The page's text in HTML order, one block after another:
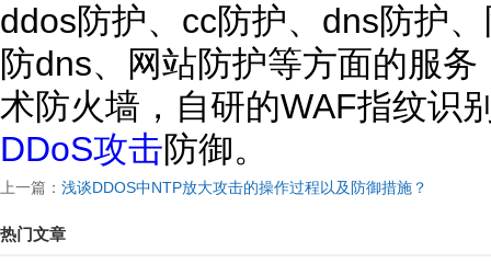
ddos防护、cc防护、dns防护
防dns、网站防护等方面的服
术防火墙，自研的WAF指纹识
DDoS攻击防御。
上一篇： 浅谈DDOS中NTP放大攻击的操作过程以及防御措施？
热门文章